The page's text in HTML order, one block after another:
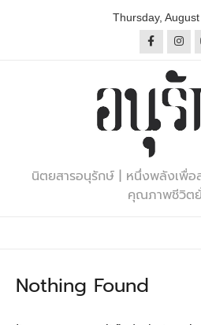
Thursday,
นิตยสารอนุรักษ์ | หนึ่งพลังเพื่อ
คุณภาพชีวิต
Nothing Found